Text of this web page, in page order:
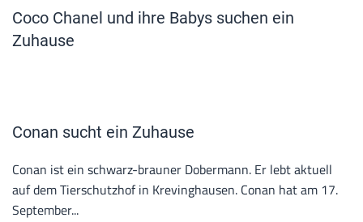
Coco Chanel und ihre Babys suchen ein
Zuhause
Conan sucht ein Zuhause
Conan ist ein schwarz-brauner Dobermann. Er lebt aktuell
auf dem Tierschutzhof in Krevinghausen. Conan hat am 17.
September...